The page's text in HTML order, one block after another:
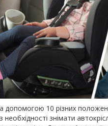
допомогою 10 різних
знімати